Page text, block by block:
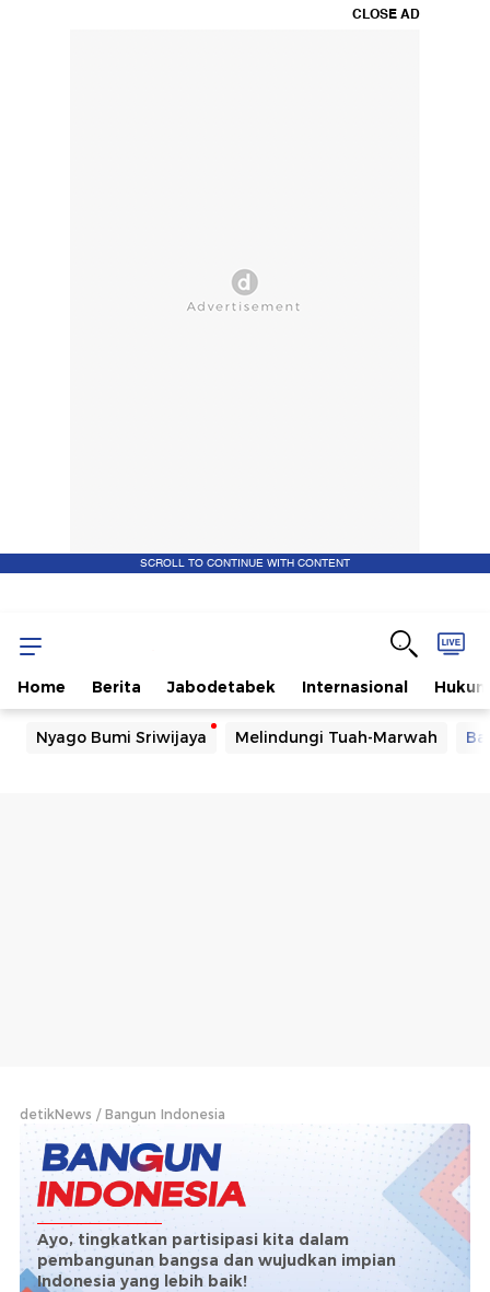
CLOSE AD
SCROLL TO CONTINUE WITH CONTENT
Home Berita Jabodetabek Internasional Hukum
Nyago Bumi Sriwijaya Melindungi Tuah-Marwah
detikNews Bangun Indonesia
Ayo, tingkatkan partisipasi kita dalam
pembangunan bangsa dan wujudkan impian
Indonesia yang lebih baik!